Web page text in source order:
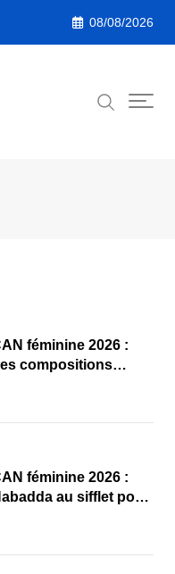
08/08/2026
féminine 2026 :
compositions
féminine 2026 :
au sifflet pour